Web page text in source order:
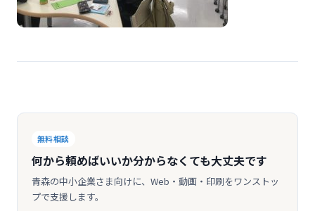
無料相談
何から頼めばいいか分からなくても大丈夫です
青森の中小企業さま向けに、Web・動画・印刷をワンストッ
プで支援します。